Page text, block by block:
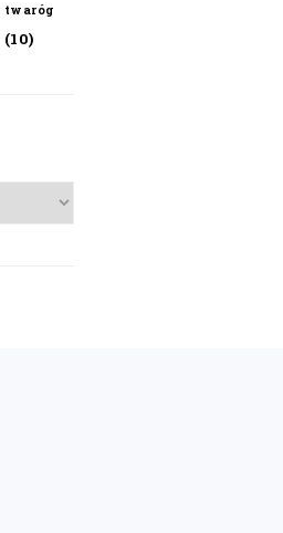
twaróg
(10)